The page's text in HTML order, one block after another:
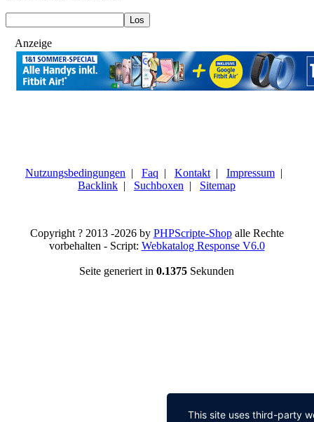
Anzeige
Nutzungsbedingungen | Faq | Kontakt | Impressum |
Backlink | Suchboxen | Sitemap
Copyright ? 2013 -2026 by PHPScripte-Shopalle Rechte
vorbehalten - Script: Webkatalog Response V6.0
Seite generiert in 0.1375 Sekunden
This site uses third-party